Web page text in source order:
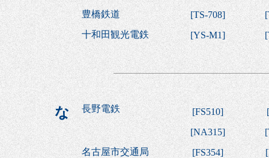
豊橋鉄道
[TS-708] [
十和田観光電鉄
[YS-M1] [
な 長野電鉄 [FS510]
[
[NA315] [
名古屋市交通局
[FS354] [